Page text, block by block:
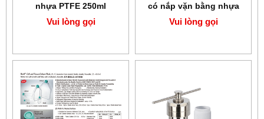
nhựa PTFE 250ml
Vui lòng gọi
có nắp vặn bằng nhựa
PMP
Vui lòng gọi